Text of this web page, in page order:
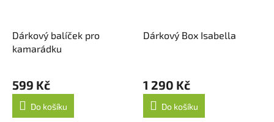
Dárkový balíček pro
kamarádku
599 Kč
Do košíku
Dárkový Box Isabella
1 290 Kč
Do košíku